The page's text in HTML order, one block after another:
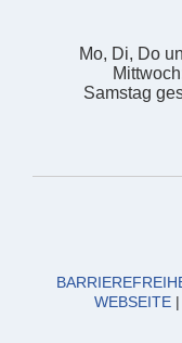
Mo, Di, Do
Samstag
WEBSEITE |